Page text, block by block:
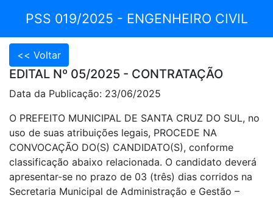
PSS 019/2025 - ENGENHEIRO CIVIL
EDITAL Nº 05/2025 - CONTRATAÇÃO
Data da Publicação: 23/06/2025
O PREFEITO MUNICIPAL DE SANTA CRUZ DO SUL, no
uso de suas atribuições legais, PROCEDE NA
CONVOCAÇÃO DO(S) CANDIDATO(S), conforme
classificação abaixo relacionada. O candidato deverá
apresentar-se no prazo de 03 (três) dias corridos na
Secretaria Municipal de Administração e Gestão –